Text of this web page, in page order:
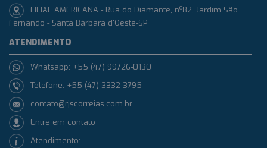
FILIAL AMERICANA - Rua do Diamante, nº82, Jardim São
Fernando - Santa Bárbara d'Oeste-SP
ATENDIMENTO
Whatsapp: +55 (47) 99726-0130
Telefone: +55 (47) 3332-3795
contato@rjscorreias.com.br
Entre em contato
Atendimento: